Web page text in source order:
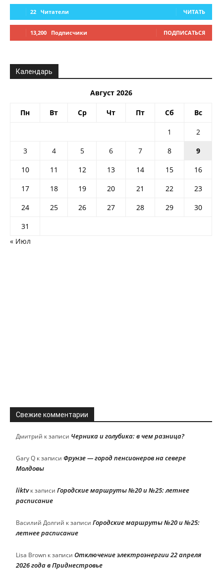
22 Читатели ЧИТАТЬ
13,200 Подписчики ПОДПИСАТЬСЯ
Календарь
Август 2026
Пн Вт Ср Чт Пт Сб Вс
1
2
3
4 5 6 7 8
9
10
11 12 13 14 15
16
17
18 19 20 21 22
23
24
25 26 27 28 29
30
31
« Июл
Свежие комментарии
Дмитрий к записи Черника и голубика: в чем разница?
Gary Q к записи Фрунзе — город пенсионеров на севере
Молдовы
liktvк записи Городские маршруты №20 и №25: летнее
расписание
Василий Долгий к записи Городские маршруты №20 и №25:
летнее расписание
Lisa Brown к записи Отключение электроэнергии 22 апреля
2026 года в Приднестровье